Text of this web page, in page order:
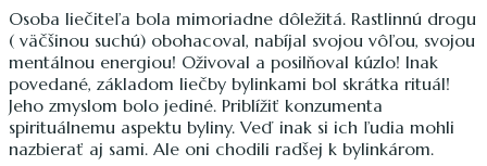
Osoba liečiteľa bola mimoriadne dôležitá. Rastlinnú drogu
( väčšinou suchú) obohacoval, nabíjal svojou vôľou, svojou
mentálnou energiou! Oživoval a posilňoval kúzlo! Inak
povedané, základom liečby bylinkami bol skrátka rituál!
Jeho zmyslom bolo jediné. Priblížiť konzumenta
spirituálnemu aspektu byliny. Veď inak si ich ľudia mohli
nazbierať aj sami. Ale oni chodili radšej k bylinkárom.